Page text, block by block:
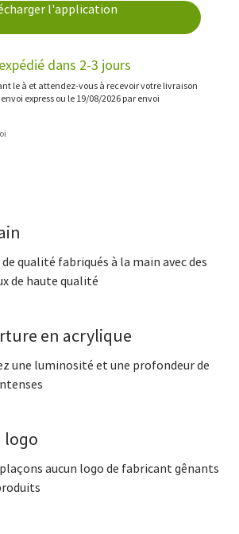
l'application
dans 2-3 jours
le à et attendez-vous à recevoir votre livraison
express ou le 19/08/2026 par envoi
qualité fabriqués à la main avec des
de haute qualité
en acrylique
une luminosité et une profondeur de
logo
aucun logo de fabricant gênants